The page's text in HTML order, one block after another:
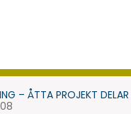
– ÅTTA PROJEKT